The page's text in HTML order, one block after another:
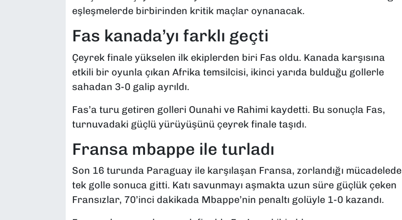
eşleşmelerde birbirinden kritik maçlar oynanacak.
Fas kanada’yı farklı geçti
Çeyrek finale yükselen ilk ekiplerden biri Fas oldu. Kanada karşısına
etkili bir oyunla çıkan Afrika temsilcisi, ikinci yarıda bulduğu gollerle
sahadan 3-0 galip ayrıldı.
Fas’a turu getiren golleri Ounahi ve Rahimi kaydetti. Bu sonuçla Fas,
turnuvadaki güçlü yürüyüşünü çeyrek finale taşıdı.
Fransa mbappe ile turladı
Son 16 turunda Paraguay ile karşılaşan Fransa, zorlandığı mücadelede
tek golle sonuca gitti. Katı savunmayı aşmakta uzun süre güçlük çeken
Fransızlar, 70’inci dakikada Mbappe’nin penaltı golüyle 1-0 kazandı.